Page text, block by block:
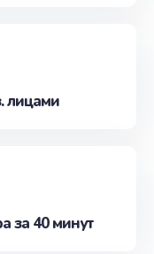
лицами
за 40 минут